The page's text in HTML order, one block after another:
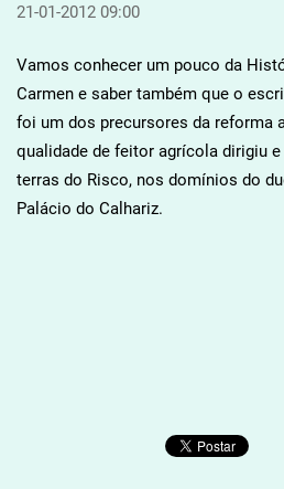
21-01-2012 09:00
Vamos conhecer um pouco da
Carmen e saber também que o
foi um dos precursores da reforma
qualidade de feitor agrícola dirigiu
terras do Risco, nos domínios do
Palácio do Calhariz.